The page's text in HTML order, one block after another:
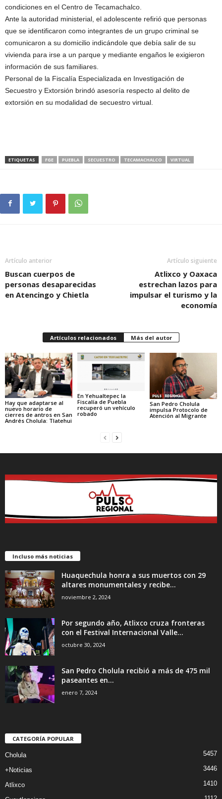
condiciones en el Centro de Tecamachalco.
Ante la autoridad ministerial, el adolescente refirió que personas
que se identificaron como integrantes de un grupo criminal se
comunicaron a su domicilio indicándole que debía salir de su
vivienda para irse a un parque y mediante engaños le exigieron
información de sus familiares.
Personal de la Fiscalía Especializada en Investigación de
Secuestro y Extorsión brindó asesoría respecto al delito de
extorsión en su modalidad de secuestro virtual.
ETIQUETAS FGE PUEBLA SECUESTRO TECAMACHALCO VIRTUAL
Artículo anterior
Buscan cuerpos de
personas desaparecidas
en Atencingo y Chietla
Artículo siguiente
Atlixco y Oaxaca
estrechan lazos para
impulsar el turismo y la
economía
Artículos relacionados Más del autor
Hay que adaptarse al
nuevo horario de
cierres de antros en San
Andrés Cholula: Tlatehui
En Yehualtepec la
Fiscalía de Puebla
recuperó un vehículo
robado
San Pedro Cholula
impulsa Protocolo de
Atención al Migrante
Incluso más noticias
Huaquechula honra a sus muertos con 29
altares monumentales y recibe...
noviembre 2, 2024
Por segundo año, Atlixco cruza fronteras
con el Festival Internacional Valle...
octubre 30, 2024
San Pedro Cholula recibió a más de 475 mil
paseantes en...
enero 7, 2024
CATEGORÍA POPULAR
Cholula 5457
+Noticias 3446
Atlixco 1410